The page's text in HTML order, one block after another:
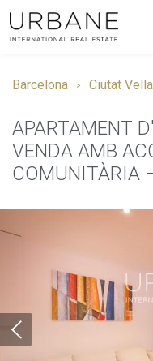
Barcelona Ciutat Vella
APARTAMENT
VENDA AMB
COMUNITÀRIA